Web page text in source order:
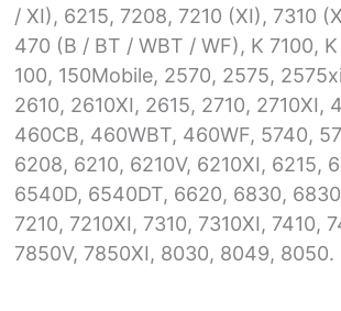
/ XI), 6215, 7208, 7210 (XI), 7310
470 (B / BT / WBT / WF), K 7100, K
100, 150Mobile, 2570, 2575,
2610, 2610XI, 2615, 2710, 2710XI,
460CB, 460WBT, 460WF, 5740,
6208, 6210, 6210V, 6210XI, 6215,
6540D, 6540DT, 6620, 6830,
7210, 7210XI, 7310, 7310XI, 7410,
7850V, 7850XI, 8030, 8049, 8050.